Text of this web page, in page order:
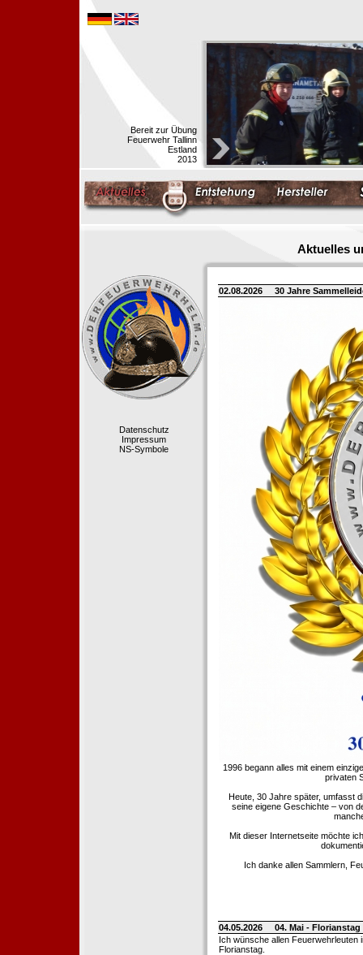
Bereit zur Übung
Feuerwehr Tallinn
Estland
2013
Aktuelles
Datenschutz
Impressum
NS-Symbole
02.08.2026 30 Jahre
1996 begann alles mit einem
privaten
Heute, 30 Jahre später, umfasst
seine eigene Geschichte – von
Mit dieser Internetseite möchte
Ich danke allen Sammlern,
04.05.2026
04. Mai -
Ich wünsche allen Feuerwehrleuten
Florianstag.